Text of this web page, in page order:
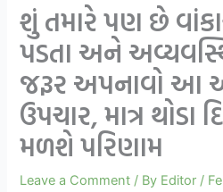
શું તમારે પણ છે
પડતા અને
જરૂર અપનાવો આ
ઉપચાર, માત્ર થોડા
મળશે પરિણામ
Leave a Comment / By Editor /